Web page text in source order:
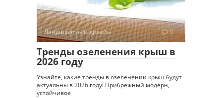
Ландшафтный дизайн 0
Тренды озеленения крыш в
2026 году
Узнайте, какие тренды в озеленении крыш будут
актуальны в 2026 году! Прибрежный модерн,
устойчивое